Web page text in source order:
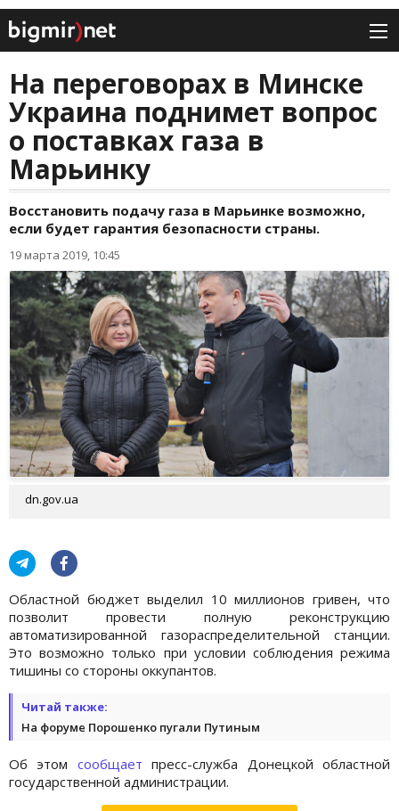
На переговорах в Минске
Украина поднимет вопрос
о поставках газа в
Марьинку
Восстановить подачу газа в Марьинке возможно,
если будет гарантия безопасности страны.
19 марта 2019, 10:45
dn.gov.ua
Областной бюджет выделил 10 миллионов гривен, что
позволит провести полную реконструкцию
автоматизированной газораспределительной станции.
Это возможно только при условии соблюдения режима
тишины со стороны оккупантов.
Читай также:
На форуме Порошенко пугали Путиным
Об этом сообщает пресс-служба Донецкой областной
государственной администрации.